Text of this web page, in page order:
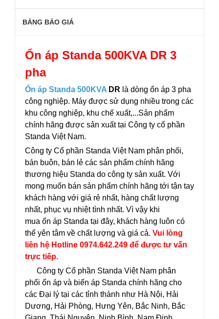
BẢNG BÁO GIÁ
Ổn áp Standa 500KVA DR 3
pha
Ổn áp Standa 500KVA DR là dòng ổn áp 3 pha
công nghiệp. Máy được sử dụng nhiều trong các
khu công nghiệp, khu chế xuất,...Sản phẩm
chính hãng được sản xuất tại Công ty cổ phần
Standa Việt Nam.
Công ty Cổ phần Standa Việt Nam phân phối,
bán buôn, bán lẻ các sản phẩm chính hãng
thương hiệu Standa do công ty sản xuất. Với
mong muốn bán sản phẩm chính hãng tới tận tay
khách hàng với giá rẻ nhất, hàng chất lượng
nhất, phục vụ nhiệt tình nhất. Vì vậy khi
mua ổn áp Standa tại đây, khách hàng luôn có
thể yên tâm về chất lượng và giá cả. Vui lòng
liên hệ Hotline 0974.642.249 để được tư vấn
trực tiếp.
Công ty Cổ phần Standa Việt Nam phân
phối ổn áp và biến áp Standa chính hãng cho
các Đại lý tại các tỉnh thành như Hà Nội, Hải
Dương, Hải Phòng, Hưng Yên, Bắc Ninh, Bắc